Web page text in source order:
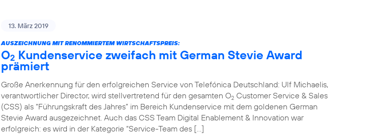
13. März 2019
AUSZEICHNUNG MIT RENOMMIERTEM WIRTSCHAFTSPREIS:
O2 Kundenservice zweifach mit German Stevie Award
prämiert
Große Anerkennung für den erfolgreichen Service von Telefónica Deutschland: Ulf Michaelis,
verantwortlicher Director, wird stellvertretend für den gesamten O2 Customer Service & Sales
(CSS) als “Führungskraft des Jahres” im Bereich Kundenservice mit dem goldenen German
Stevie Award ausgezeichnet. Auch das CSS Team Digital Enablement & Innovation war
erfolgreich: es wird in der Kategorie “Service-Team des […]